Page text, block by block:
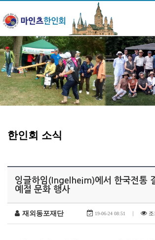
한인회 소식
잉글하임(Ingelheim)에서 한국전통
예절 문화 행사
재외동포재단 19-06-24 08:51 조